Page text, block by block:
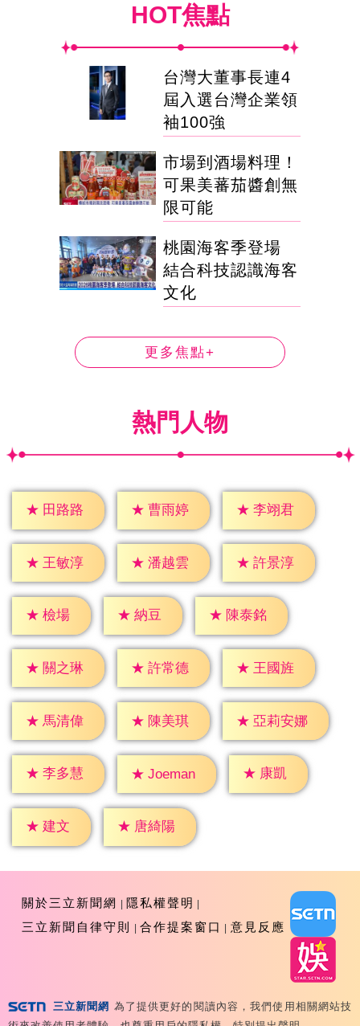
HOT焦點
台灣大董事長連4
屆入選台灣企業領
袖100強
市場到酒場料理！
可果美蕃茄醬創無
限可能
桃園海客季登場
結合科技認識海客
文化
更多焦點+
熱門人物
★ 田路路 ★ 曹雨婷 ★ 李翊君
★ 王敏淳 ★ 潘越雲 ★ 許景淳
★ 檢場 ★ 納豆 ★ 陳泰銘
★ 關之琳 ★ 許常德 ★ 王國旌
★ 馬清偉 ★ 陳美琪 ★ 亞莉安娜
★ 李多慧 ★ Joeman ★ 康凱
★ 建文 ★ 唐綺陽
關於三立新聞網
隱私權聲明
三立新聞自律守則
合作提案窗口 意見反應
Copyright ©2026 Sanlih E-Television All Rights
三立新聞網 為了提供更好的閱讀內容，我們使用相關網站技